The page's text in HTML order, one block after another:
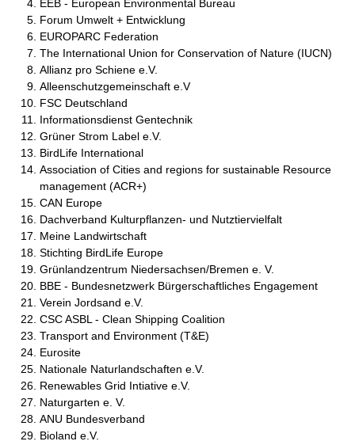
EEB - European Environmental Bureau
Forum Umwelt + Entwicklung
EUROPARC Federation
The International Union for Conservation of Nature (IUCN)
Allianz pro Schiene e.V.
Alleenschutzgemeinschaft e.V
FSC Deutschland
Informationsdienst Gentechnik
Grüner Strom Label e.V.
BirdLife International
Association of Cities and regions for sustainable Resource
management (ACR+)
CAN Europe
Dachverband Kulturpflanzen- und Nutztiervielfalt
Meine Landwirtschaft
Stichting BirdLife Europe
Grünlandzentrum Niedersachsen/Bremen e. V.
BBE - Bundesnetzwerk Bürgerschaftliches Engagement
Verein Jordsand e.V.
CSC ASBL - Clean Shipping Coalition
Transport and Environment (T&E)
Eurosite
Nationale Naturlandschaften e.V.
Renewables Grid Intiative e.V.
Naturgarten e. V.
ANU Bundesverband
Bioland e.V.